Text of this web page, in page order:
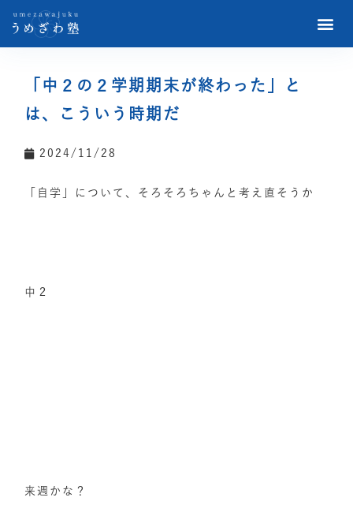
「中２の２学期期末が終わった」と
は、こういう時期だ
2024/11/28
「自学」について、そろそろちゃんと考え直そうか
中２
来週かな？